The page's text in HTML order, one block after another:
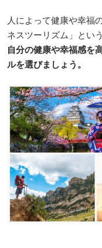
人によって健康や幸福
ネスツーリズム」とい
自分の健康や幸福感を
ルを選びましょう。